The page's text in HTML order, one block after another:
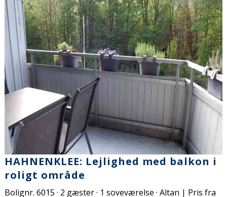
HAHNENKLEE: Lejlighed med balkon i
roligt område
Bolignr. 6015 · 2 gæster · 1 soveværelse · Altan | Pris fra